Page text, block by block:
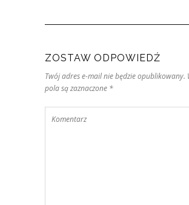
ZOSTAW ODPOWIEDŹ
Twój adres e-mail nie będzie opublikowany.
pola są zaznaczone *